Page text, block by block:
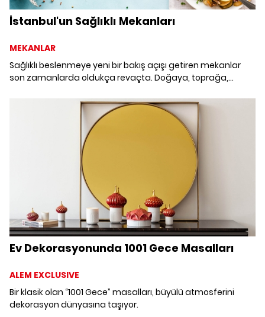
İstanbul'un Sağlıklı Mekanları
MEKANLAR
Sağlıklı beslenmeye yeni bir bakış açışı getiren mekanlar
son zamanlarda oldukça revaçta. Doğaya, toprağa,
ayrı ayrı sevdiren mekanları keşfe çıkmaya ne dersiniz?
Ev Dekorasyonunda 1001 Gece Masalları
ALEM EXCLUSIVE
Bir klasik olan “1001 Gece” masalları, büyülü atmosferini
dekorasyon dünyasına taşıyor.